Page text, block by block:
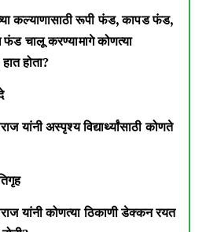
कल्याणासाठी रूपी फंड, कापड फंड,
चालू करण्यामागे कोणत्या
होता?
यांनी अस्पृश्य विद्यार्थ्यांसाठी कोणते
यांनी कोणत्या ठिकाणी डेक्कन रयत